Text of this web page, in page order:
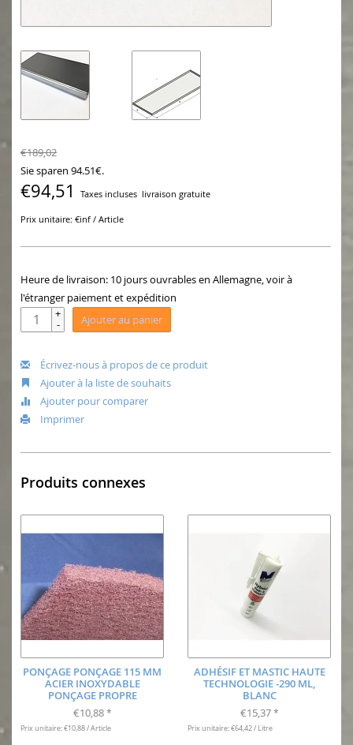
€189,02
Sie sparen 94.51€.
€94,51 Taxes incluses livraison gratuite
Prix unitaire: €inf / Article
Heure de livraison: 10 jours ouvrables en Allemagne, voir à
l'étranger paiement et expédition
+
- Ajouter au panier
Écrivez-nous à propos de ce produit
Ajouter à la liste de souhaits
Ajouter pour comparer
Imprimer
Produits connexes
PONÇAGE PONÇAGE 115 MM
ACIER INOXYDABLE
PONÇAGE PROPRE
€10,88 *
Prix unitaire: €10,88 / Article
ADHÉSIF ET MASTIC HAUTE
TECHNOLOGIE -290 ML,
BLANC
€15,37 *
Prix unitaire: €64,42 / Litre